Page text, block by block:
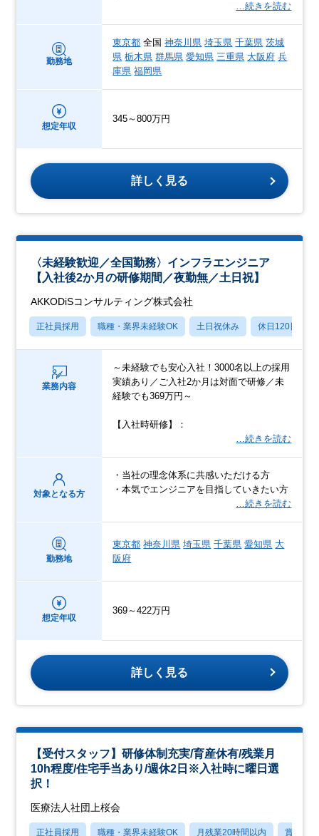
…続きを読む
勤務地
東京都 全国神奈川県 埼玉県 千葉県 茨城
県 栃木県 群馬県 愛知県 三重県 大阪府 兵
庫県 福岡県
想定年収
345～800万円
詳しく見る
〈未経験歓迎／全国勤務〉インフラエンジニア
【入社後2か月の研修期間／夜勤無／土日祝】
AKKODiSコンサルティング株式会社
正社員採用 職種・業界未経験OK 土日祝休み 休日120日以上
業務内容
～未経験でも安心入社！3000名以上の採用
実績あり／ご入社2か月は対面で研修／未
経験でも369万円～
【入社時研修】：
…続きを読む
対象となる方
・当社の理念体系に共感いただける方
・本気でエンジニアを目指していきたい方
…続きを読む
勤務地
東京都 神奈川県 埼玉県 千葉県 愛知県 大
阪府
想定年収
369～422万円
詳しく見る
【受付スタッフ】研修体制充実/育産休有/残業月
10h程度/住宅手当あり/週休2日※入社時に曜日選
択！
医療法人社団上桜会
正社員採用 職種・業界未経験OK 月残業20時間以内 賞与あり